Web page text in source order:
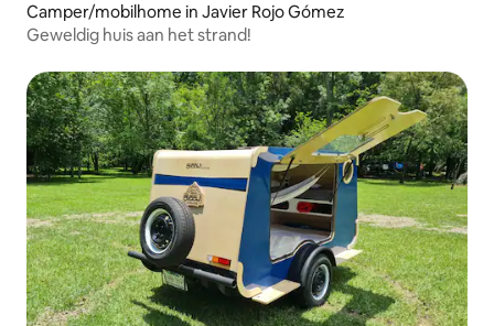
Camper/mobilhome in Javier Rojo Gómez
Geweldig huis aan het strand!